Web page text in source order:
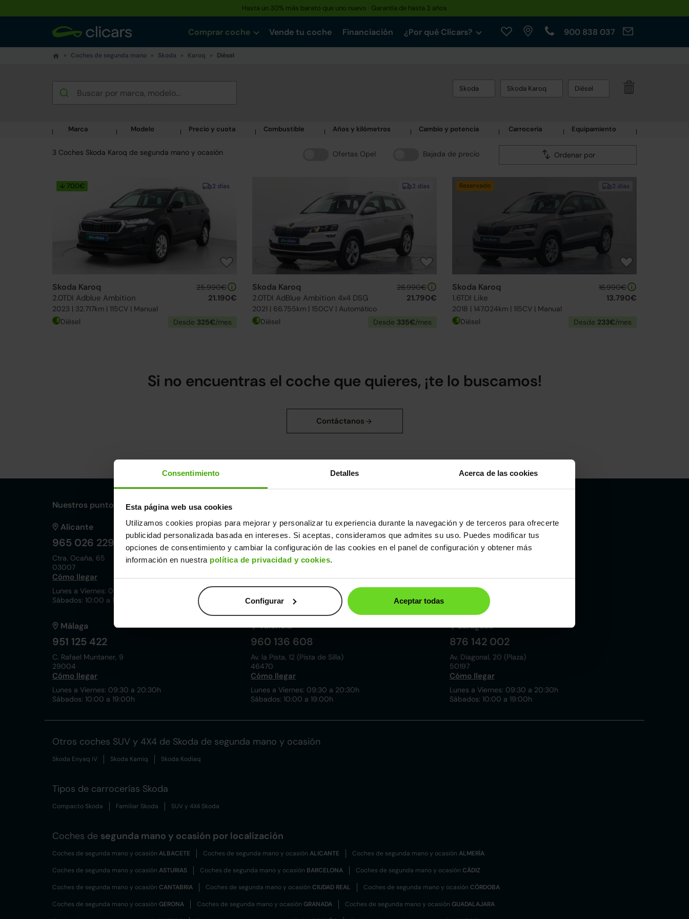
Consentimiento Detalles Acerca de las cookies
Esta página web usa cookies
Utilizamos cookies propias para mejorar y personalizar tu experiencia durante la navegación y de terceros para ofrecerte
publicidad personalizada basada en intereses. Si aceptas, consideramos que admites su uso. Puedes modificar tus
opciones de consentimiento y cambiar la configuración de las cookies en el panel de configuración y obtener más
información en nuestra política de privacidad y cookies.
Configurar Aceptar todas
Hasta un 30% más barato que uno nuevo · Garantía de hasta 3 años
Comprar coche Vende tu coche Financiación ¿Por qué Clicars? 900 838 037
Coches de segunda mano Skoda Karoq Diésel
Skoda Skoda Karoq Diésel
Marca Modelo Precio y cuota Combustible Años y kilómetros Cambio y potencia Carrocería Equipamiento
Ofertas Opel Bajada de precio Ordenar por
3 Coches Skoda Karoq de segunda mano y ocasión
2 días
↓ 700€
Skoda Karoq
2.0TDI Adblue Ambition
2023 | 32.717km | 115CV | Manual
25.990€
21.190€
Diésel Desde 325€/mes
2 días
Skoda Karoq
2.0TDI AdBlue Ambition 4x4 DSG
2021 | 66.755km | 150CV | Automático
26.990€
21.790€
Diésel Desde 335€/mes
2 días
Reservado
Skoda Karoq
1.6TDI Like
2018 | 147.024km | 115CV | Manual
16.990€
13.790€
Diésel Desde 233€/mes
Si no encuentras el coche que quieres, ¡te lo buscamos!
Nuestros puntos de venta Clicars:
Alicante
965 026 229
Ctra. Ocaña, 65
03007
Cómo llegar
Lunes a Viernes: 09:30 a 20:30h
Sábados: 10:00 a 19:00h
Córdoba
857 881 521
Pol. ind. las Quemadas. Esteban Cabrera, 5
14014
Cómo llegar
Lunes a Viernes: 09:30 a 20:30h
Sábados: 10:00 a 19:00h
Madrid
919 015 000
Cómo llegar
Lunes a Viernes: 09:00 a 20:30h
Sábados y Domingos: 10:00 a 19:00h
Málaga
951 125 422
C. Rafael Muntaner, 9
29004
Cómo llegar
Lunes a Viernes: 09:30 a 20:30h
Sábados: 10:00 a 19:00h
Valencia
960 136 608
Av. la Pista, 12 (Pista de Silla)
46470
Cómo llegar
Lunes a Viernes: 09:30 a 20:30h
Sábados: 10:00 a 19:00h
Zaragoza
876 142 002
Av. Diagonal, 20 (Plaza)
50197
Cómo llegar
Lunes a Viernes: 09:30 a 20:30h
Sábados: 10:00 a 19:00h
Otros coches SUV y 4X4 de Skoda de segunda mano y ocasión
Skoda Enyaq iV Skoda Kamiq Skoda Kodiaq
Tipos de carrocerías Skoda
Compacto Skoda Familiar Skoda SUV y 4X4 Skoda
Coches de segunda mano y ocasión por localización
Coches de segunda mano y ocasión ALBACETE Coches de segunda mano y ocasión ALICANTE Coches de segunda mano y ocasión ALMERÍA
Coches de segunda mano y ocasión ASTURIAS Coches de segunda mano y ocasión BARCELONA Coches de segunda mano y ocasión CÁDIZ
Coches de segunda mano y ocasión CANTABRIA Coches de segunda mano y ocasión CIUDAD REAL Coches de segunda mano y ocasión CÓRDOBA
Coches de segunda mano y ocasión GERONA Coches de segunda mano y ocasión GRANADA Coches de segunda mano y ocasión GUADALAJARA